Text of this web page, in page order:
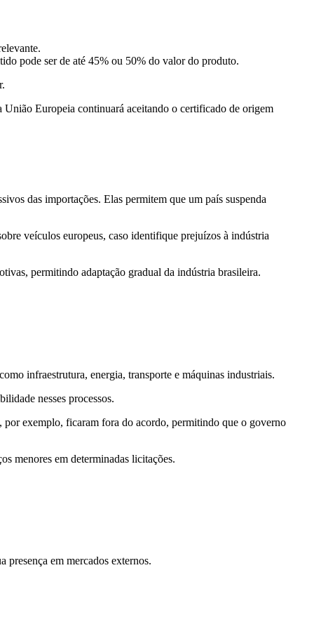
pode ser de até 45% ou 50% do valor do produto.
União Europeia continuará aceitando o certificado de origem
das importações. Elas permitem que um país suspenda
veículos europeus, caso identifique prejuízos à indústria
permitindo adaptação gradual da indústria brasileira.
infraestrutura, energia, transporte e máquinas industriais.
nesses processos.
, por exemplo, ficaram fora do acordo, permitindo que o governo
menores em determinadas licitações.
presença em mercados externos.